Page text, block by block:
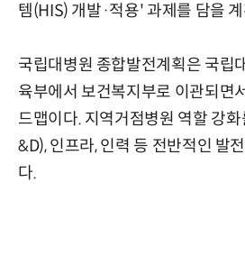
템(HIS) 개발·적용' 과제를 담을
국립대병원 종합발전계획은 국립
육부에서 보건복지부로 이관되면
드맵이다. 지역거점병원 역할 강
&D), 인프라, 인력 등 전반적인 발
다.